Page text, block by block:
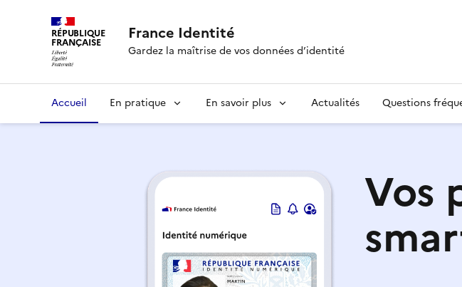
RÉPUBLIQUE
FRANÇAISE France Identité
Gardez la maîtrise de vos données d’identité
Accueil En pratique En savoir plus Actualités Questions
Vos